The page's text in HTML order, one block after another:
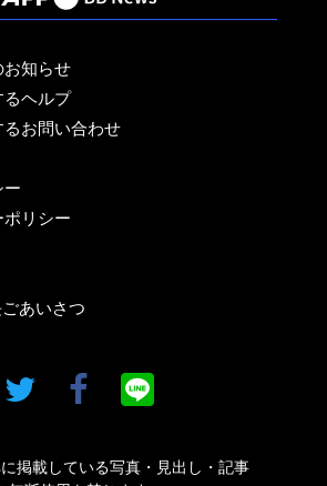
知らせ
ヘルプ
お問い合わせ
ー
リシー
あいさつ
掲載している写真・見出し・記事